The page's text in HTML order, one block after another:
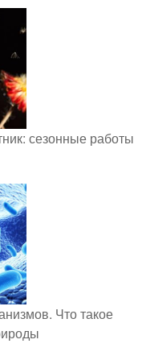
сезонные работы
Что такое